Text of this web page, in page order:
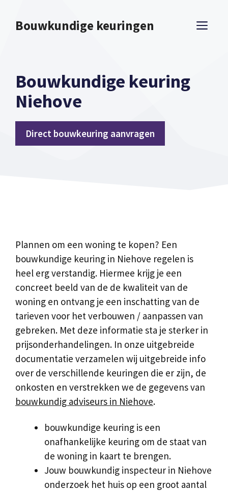
naarBouwkundige keuringen
Bouwkundige keuring
Niehove
Direct bouwkeuring aanvragen
Plannen om een woning te kopen? Een
bouwkundige keuring in Niehove regelen is
heel erg verstandig. Hiermee krijg je een
concreet beeld van de de kwaliteit van de
woning en ontvang je een inschatting van de
tarieven voor het verbouwen / aanpassen van
gebreken. Met deze informatie sta je sterker in
prijsonderhandelingen. In onze uitgebreide
documentatie verzamelen wij uitgebreide info
over de verschillende keuringen die er zijn, de
onkosten en verstrekken we de gegevens van
bouwkundig adviseurs in Niehove.
bouwkundige keuring is een
onafhankelijke keuring om de staat van
de woning in kaart te brengen.
Jouw bouwkundig inspecteur in Niehove
onderzoek het huis op een groot aantal